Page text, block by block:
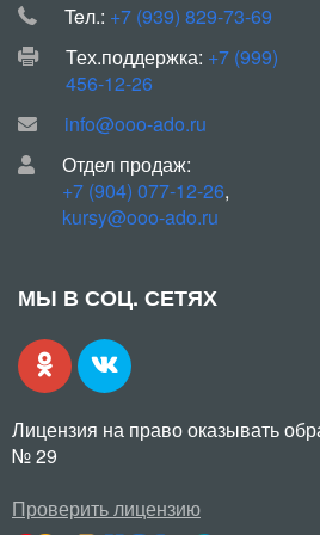
Teл.: +7 (939) 829-73-69
Тех.поддержка: +7 (999)
456-12-26
info@ooo-ado.ru
Отдел продаж:
+7 (904) 077-12-26,
kursy@ooo-ado.ru
МЫ В СОЦ. СЕТЯХ
Лицензия на право оказывать
№ 29
Проверить лицензию